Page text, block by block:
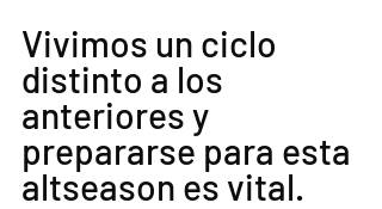
Vivimos un ciclo
distinto a los
anteriores y
prepararse para esta
altseason es vital.